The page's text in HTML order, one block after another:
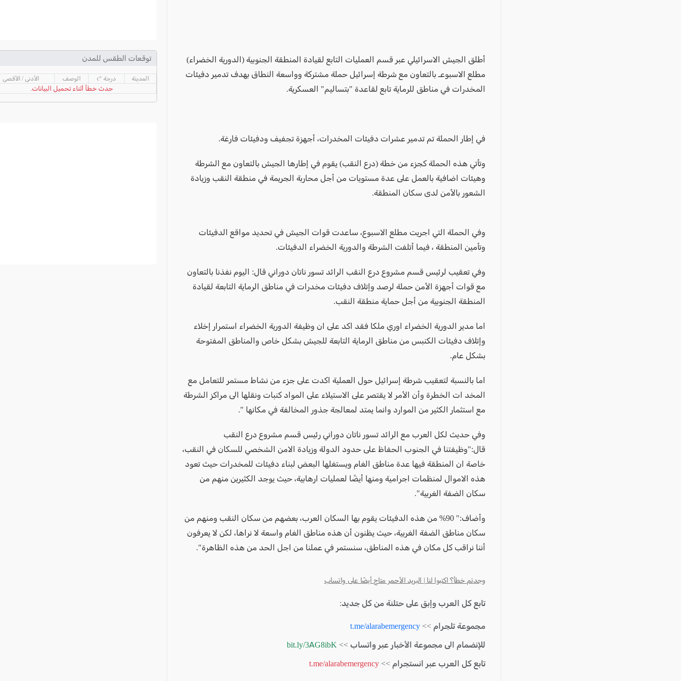
أطلق الجيش الاسرائيلي عبر قسم العمليات التابع لقيادة المنطقة الجنوبية (الدورية الخضراء)
مطلع الاسبوعـ بالتعاون مع شرطة إسرائيل حملة مشتركة وواسعة النطاق بهدف تدمير دفيئات
المخدرات في مناطق للرماية تابع لقاعدة "بتساليم" العسكرية.
في إطار الحملة تم تدمير عشرات دفيئات المخدرات، أجهزة تجفيف ودفيئات فارغة.
وتأتي هذه الحملة كجزء من خطة (درع النقب) يقوم في إطارها الجيش بالتعاون مع الشرطة
وهيئات اضافية بالعمل على عدة مستويات من أجل محاربة الجريمة في منطقة النقب وزيادة
الشعور بالأمن لدى سكان المنطقة.
وفي الحملة التي اجريت مطلع الاسبوع، ساعدت قوات الجيش في تحديد مواقع الدفيئات
وتأمين المنطقة ، فيما أتلفت الشرطة والدورية الخضراء الدفيئات.
وفي تعقيب لرئيس قسم مشروع درع النقب الرائد تسور ناتان دوراني قال: اليوم نفذنا بالتعاون
مع قوات أجهزة الأمن حملة لرصد وإتلاف دفيئات مخدرات في مناطق الرماية التابعة لقيادة
المنطقة الجنوبية من أجل حماية منطقة النقب.
اما مدير الدورية الخضراء اوري ملكا فقد اكد على ان وظيفة الدورية الخضراء استمرار إخلاء
وإتلاف دفيئات الكنبس من مناطق الرماية التابعة للجيش بشكل خاص والمناطق المفتوحة
بشكل عام.
اما بالنسبة لتعقيب شرطة إسرائيل حول العملية اكدت على جزء من نشاط مستمر للتعامل مع
المخد ات الخطرة وأن الأمر لا يقتصر على الاستيلاء على المواد كنبات ونقلها الى مراكز الشرطة
مع استثمار الكثير من الموارد وانما يمتد لمعالجة جذور المخالفة في مكانها ".
وفي حديث لكل العرب مع الرائد تسور ناتان دوراني رئيس قسم مشروع درع النقب
قال:"وظيفتنا في الجنوب الحفاظ على حدود الدولة وزيادة الامن الشخصي للسكان في النقب،
خاصة ان المنطقة فيها عدة مناطق الغام ويستغلها البعض لبناء دفيئات للمخدرات حيث تعود
هذه الاموال لمنظمات اجرامية ومنها أيضًا لعمليات ارهابية، حيث يوجد الكثيرين منهم من
سكان الضفة الغربية".
وأضاف:" 90% من هذه الدفيئات يقوم بها السكان العرب، بعضهم من سكان النقب ومنهم من
سكان مناطق الضفة الغربية، حيث يظنون أن هذه مناطق الغام واسعة لا نراها، لكن لا يعرفون
أننا نراقب كل مكان في هذه المناطق، سنستمر في عملنا من اجل الحد من هذه الظاهرة".
وجدتم خطأ؟ اكتبوا لنا | البريد الأحمر متاح أيضًا على واتساب
تابع كل العرب وإبق على حتلنة من كل جديد:
مجموعة تلجرام >> t.me/alarabemergency
للإنضمام الى مجموعة الأخبار عبر واتساب >> bit.ly/3AG8ibK
تابع كل العرب عبر انستجرام >> t.me/alarabemergency
توقعات الطقس للمدن
المدينة درجة °c الوصف الأدنى / الأقصى
حدث خطأ أثناء تحميل البيانات.